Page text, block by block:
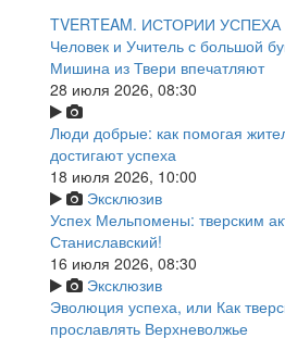
TVERTEAM. ИСТОРИИ УСПЕХА
Человек и Учитель с большой
Мишина из Твери впечатляют
28 июля 2026, 08:30
Люди добрые: как помогая
достигают успеха
18 июля 2026, 10:00
Эксклюзив
Успех Мельпомены: тверским
Станиславский!
16 июля 2026, 08:30
Эксклюзив
Эволюция успеха, или Как
прославлять Верхневолжье